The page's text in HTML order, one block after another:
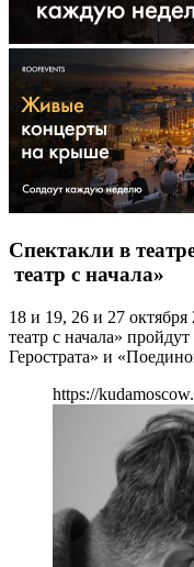
Спектакли в
театр с начала»
18 и 19, 26 и 27
театр с начала»
Герострата» и
https://